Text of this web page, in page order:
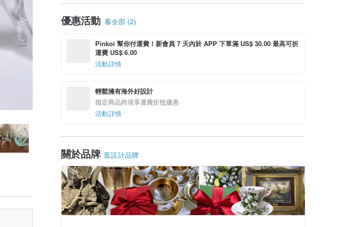
優惠活動 看全部 (2)
Pinkoi 幫你付運費！新會員 7 天內於 APP 下單滿 US$ 30.00 最高可折
運費 US$ 6.00
活動詳情
輕鬆擁有海外好設計
指定商品跨境享運費折抵優惠
活動詳情
關於品牌 逛設計品牌